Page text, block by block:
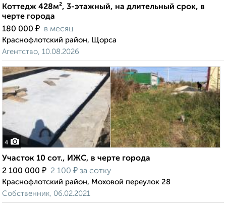
Коттедж 428м², 3-этажный, на длительный срок, в
черте города
180 000 ₽ в месяц
Краснофлотский район, Щорса
Агентство, 10.08.2026
4
Участок 10 сот., ИЖС, в черте города
2 100 000 ₽ 2 100 ₽ за сотку
Краснофлотский район, Моховой переулок 28
Собственник, 06.02.2021